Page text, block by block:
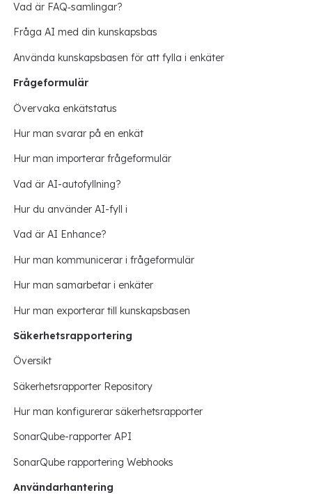
Vad är FAQ‑samlingar?
Fråga AI med din kunskapsbas
Använda kunskapsbasen för att fylla i enkäter
Frågeformulär
Övervaka enkätstatus
Hur man svarar på en enkät
Hur man importerar frågeformulär
Vad är AI-autofyllning?
Hur du använder AI-fyll i
Vad är AI Enhance?
Hur man kommunicerar i frågeformulär
Hur man samarbetar i enkäter
Hur man exporterar till kunskapsbasen
Säkerhetsrapportering
Översikt
Säkerhetsrapporter Repository
Hur man konfigurerar säkerhetsrapporter
SonarQube-rapporter API
SonarQube rapportering Webhooks
Användarhantering